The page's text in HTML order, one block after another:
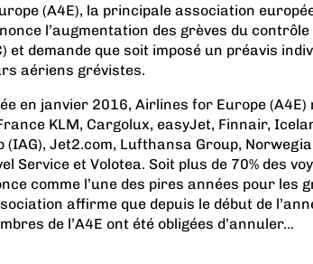
(A4E), la principale association
l’augmentation des grèves du
et demande que soit imposé un préavis
aériens grévistes.
en janvier 2016, Airlines for Europe (A4E)
KLM, Cargolux, easyJet, Finnair,
(IAG), Jet2.com, Lufthansa Group,
Service et Volotea. Soit plus de 70% des
comme l’une des pires années pour les
affirme que depuis le début de
de l’A4E ont été obligées d’annuler...